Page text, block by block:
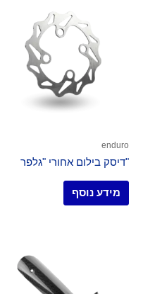
enduro
"דיסק בילום אחורי "גלפר
מידע נוסף